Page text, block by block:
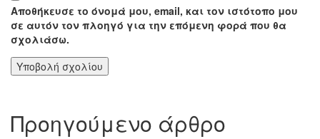
Αποθήκευσε το όνομά μου, email, και τον ιστότοπο μου
σε αυτόν τον πλοηγό για την επόμενη φορά που θα
σχολιάσω.
Προηγούμενο άρθρο